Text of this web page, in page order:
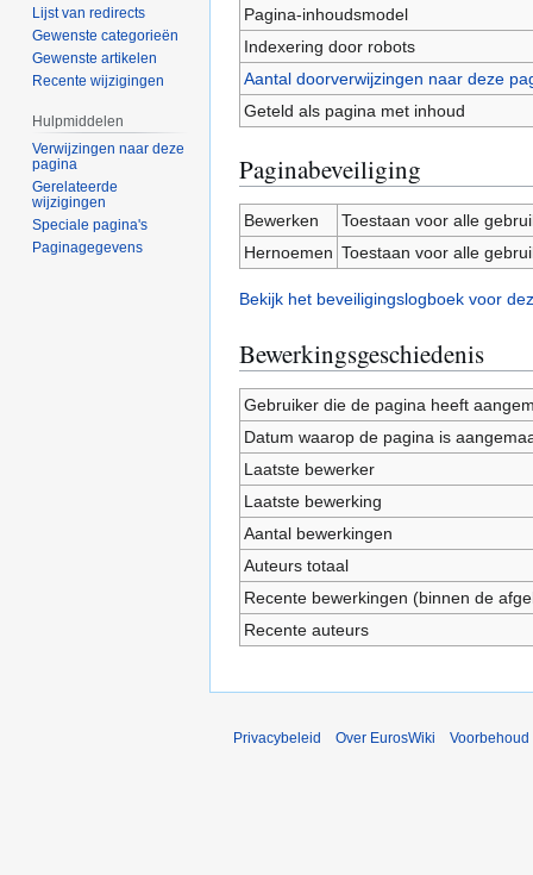
Pagina-inhoudsmodel
Indexering door robots
Aantal doorverwijzingen naar deze
Geteld als pagina met inhoud
Paginabeveiliging
Bewerken
Toestaan voor alle
Hernoemen Toestaan voor alle
Bekijk het beveiligingslogboek voor
Bewerkingsgeschiedenis
Gebruiker die de pagina heeft
Datum waarop de pagina is
Laatste bewerker
Laatste bewerking
Aantal bewerkingen
Auteurs totaal
Recente bewerkingen (binnen de
Recente auteurs
Lijst van redirects
Gewenste categorieën
Gewenste artikelen
Recente wijzigingen
Hulpmiddelen
Verwijzingen naar deze
pagina
Gerelateerde
wijzigingen
Speciale pagina's
Paginagegevens
Privacybeleid Over EurosWiki Voorbehoud